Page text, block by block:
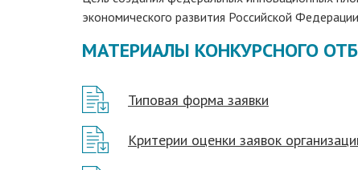
экономического развития Российской
МАТЕРИАЛЫ КОНКУРСНОГО
Типовая форма заявки
Критерии оценки заявок